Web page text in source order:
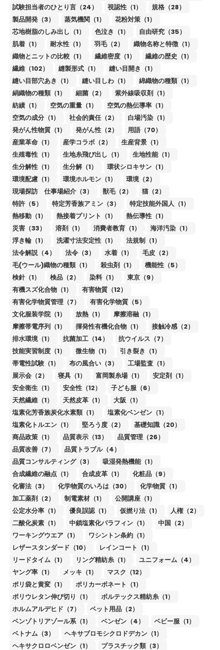
試験担当者のひとり言（24）
視認性（1）
規格（28）
製品開発（3）
蒸気機関（1）
花粉対策（1）
芯地樹脂のしみ出し（1）
色泣き（1）
自由研究（35）
肌着（1）
耐水性（1） 羽毛（2）
織物名称と特徴（1）
織物とニットの比較（1）
繊維密度（1）
繊維の歴史（1）
繊維（102）
縫製形式（1）
縫い目開き（1）
縫い目部穴あき（1）
縫い目しわ（1）
綿織物の種類（1）
絹織物の種類（1）
細菌（2）
紫外線吸収剤（1）
紡績（1）
空気の重量（1）
空気の熱伝導率（1）
空気の成分（1）
社会的責任（2）
白場汚染（1）
発がん性物質（1）
発がん性（2）
用語（70）
産業革命（1）
産学コラボ（2）
生産背景（1）
生殖毒性（1）
生地糸飛び出し（1）
生地性能（1）
生分解性（1）
生分解（1）
環状シロキサン（1）
環境配慮（1）
環境ホルモン（1）
環境（2）
現場探訪 仕事場紹介（3）
獣毛（2）
猫（2）
特許（5）
特定芳香族アミン（3）
特定技能外国人（1）
熱移動（1）
熱接着プリント（1）
熱伝導性（1）
災害（33）
溶剤（1） 消費者教育（1）
海洋汚染（1）
浮き輪（1）
洗濯寸法安定性（1）
法規制（1）
法令解説（4）
法令（3） 水着（1）
毛皮（2）
毛(ウール)織物の種類（1）
殺虫剤（1）
機能性（5）
検針（1）
検品（2） 染料（1）
東京（9）
有機スズ化合物（1）
有害物質（12）
有害化学物質管理（7）
有害化学物質（5）
文化服装学院（1）
放熱（1）
摩擦溶融（1）
摩擦帯電序列（1）
揮発性有機化合物（1）
接触冷感（2）
排水環境（1）
抗菌加工（14）
抗ウイルス（7）
技能実習制度（1）
微生物（1）
引き裂き（1）
帯電性試験（1）
布の風合い（3）
工場監査（1）
展示会（2）
寝具（1） 富岡製糸場（1）
安定剤（1）
安全衛生（1）
安全性（12）
子ども服（6）
天然繊維（1）
天然皮革（1）
大阪（1）
塩素化芳香族炭化水素類（1）
塩素化ベンゼン（1）
塩素化トルエン（1）
堅ろう度（2）
基礎知識（20）
商品政策（1）
品質表示（13）
品質管理（26）
品質改善（7）
品質トラブル（4）
品質コンサルティング（3）
吸湿発熱機能（1）
合成繊維の融点（1）
合成皮革（1）
化粧品（9）
化審法（3）
化学物質のいろは（30）
化学物質（1）
加工薬剤（2）
制電素材（1）
公開講座（1）
公定水分率（1）
優良誤認（1） 仮撚り法（1）
人権（2）
二酸化炭素（1）
中鎖塩素化パラフィン（1）
中国（2）
ワーキングウエア（1）
ワシントン条約（1）
レザースタンダード（10）
レインコート（1）
リードタイム（1）
リング精紡糸（1）
ユニフォーム（4）
ヤング率（1）
メッキ（1）
マスク（12）
ポリ袋と黄変（1）
ポリカーボネート（1）
ポリウレタン伸び切り（1）
ボルテックス精紡糸（1）
ホルムアルデヒド（7）
ペット用品（2）
ベンゾトリアゾール系（1）
ベンゼン（4）
ベビー服（1）
ベトナム（3）
ヘキサブロモシクロドデカン（1）
ヘキサクロロベンゼン（1）
プラスチック類（3）